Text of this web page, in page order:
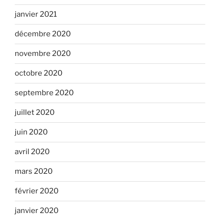
janvier 2021
décembre 2020
novembre 2020
octobre 2020
septembre 2020
juillet 2020
juin 2020
avril 2020
mars 2020
février 2020
janvier 2020